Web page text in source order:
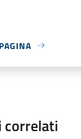
correlati